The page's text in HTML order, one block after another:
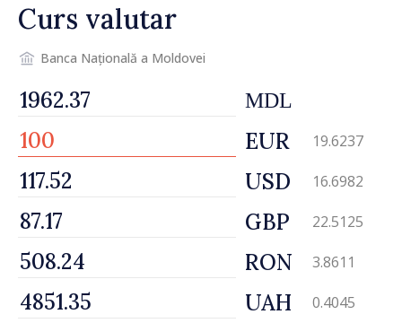
Curs valutar
Banca Națională a Moldovei
MDL
EUR 19.6237
USD 16.6982
GBP 22.5125
RON 3.8611
UAH 0.4045